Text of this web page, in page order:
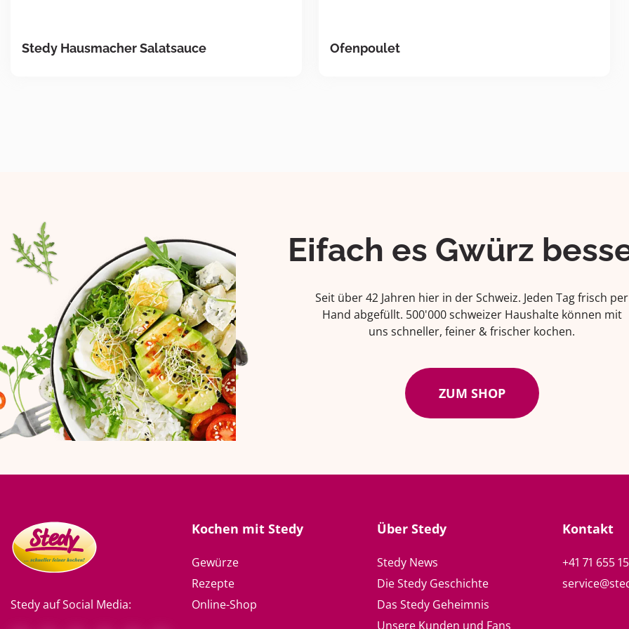
Stedy Hausmacher Salatsauce Ofenpoulet
Eifach es Gwürz
Seit über 42 Jahren hier in der Schweiz. Jeden Tag frisch per
Hand abgefüllt. 500'000 schweizer Haushalte können mit
uns schneller, feiner & frischer kochen.
ZUM SHOP
Stedy auf Social Media:
Kochen mit Stedy
Gewürze
Rezepte
Online-Shop
Über Stedy
Stedy News
Die Stedy Geschichte
Das Stedy Geheimnis
Unsere Kunden und Fans
Kontakt
+41 71 655